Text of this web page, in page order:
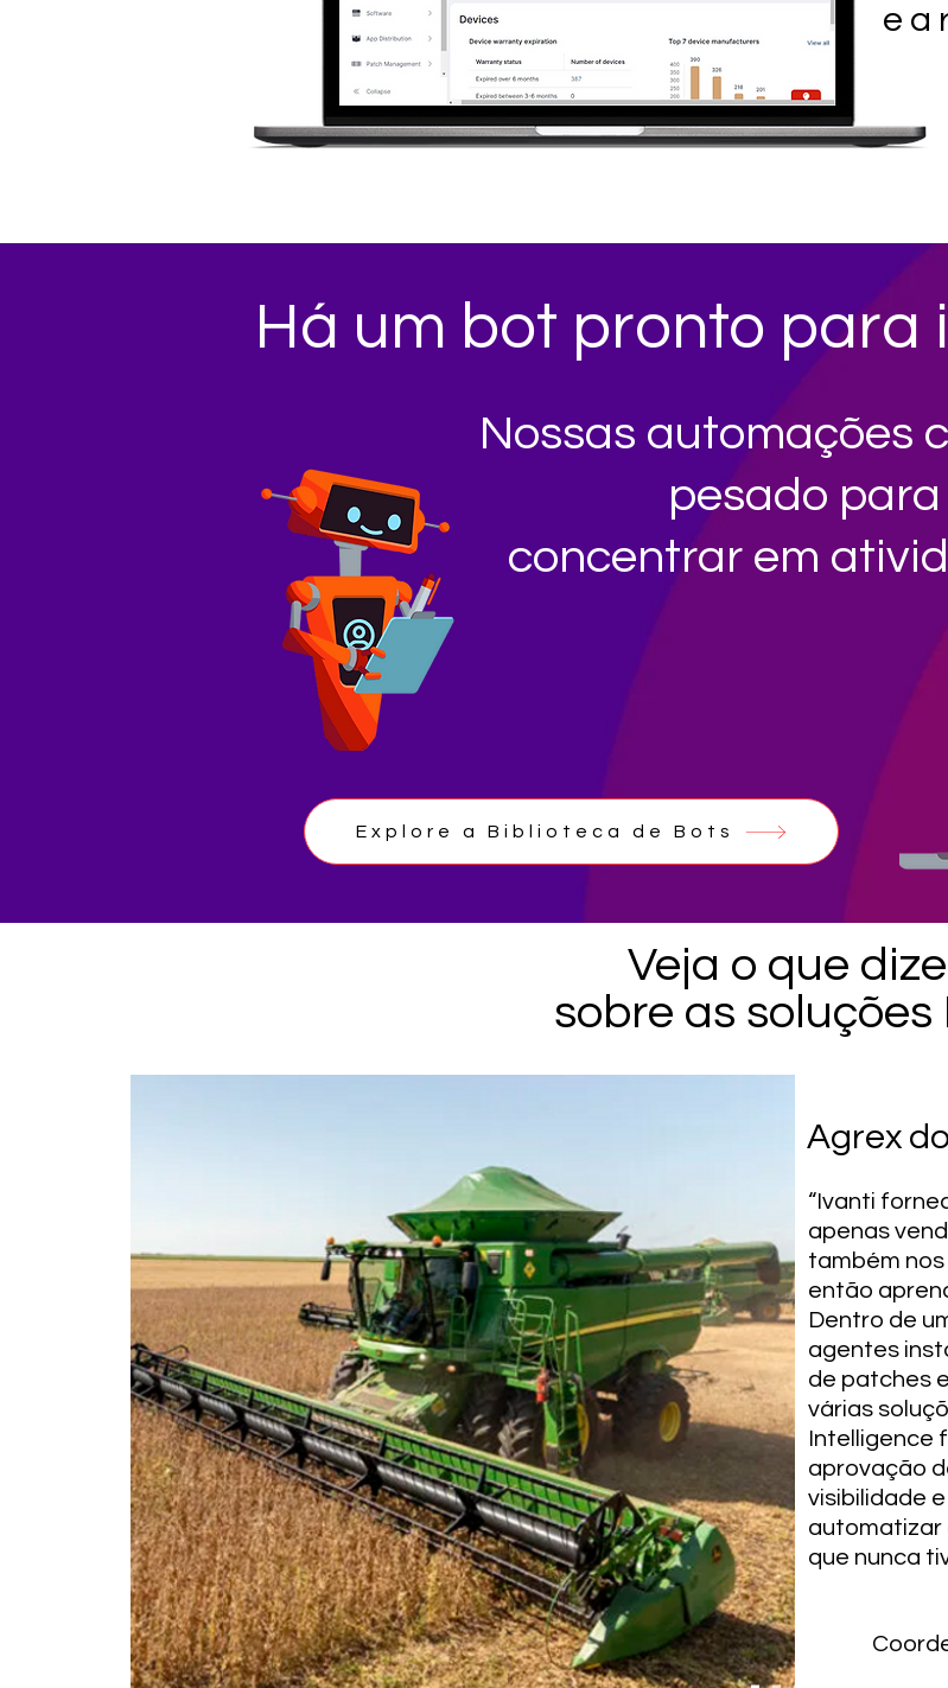
Há um bot pronto para
Nossas automações
pesado
concentrar em
Explore a Biblioteca de Bots
e a
Veja o que
sobre as soluções
Agrex
“Ivanti
apenas
também
então
Dentro de
agentes
de patches
várias
Intelligence
aprovação
visibilidade
automatizar
que nunca